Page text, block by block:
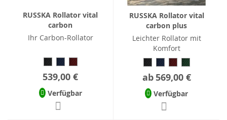
RUSSKA Rollator vital
carbon
Ihr Carbon-Rollator
539,00 €
Verfügbar
RUSSKA Rollator vital
carbon plus
Leichter Rollator mit
Komfort
ab 569,00 €
Verfügbar